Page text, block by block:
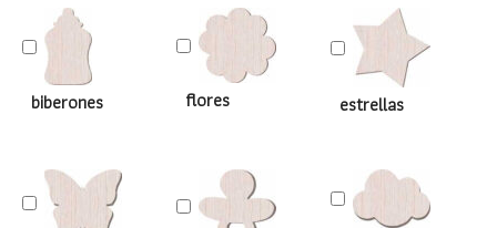
biberones flores estrellas